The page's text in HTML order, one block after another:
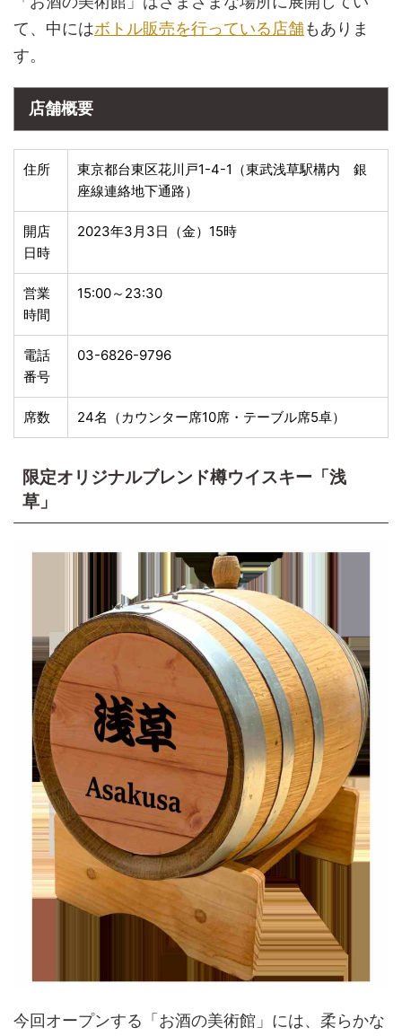
て、中にはボトル販売を行っている店舗もありま
す。
店舗概要
住所
東京都台東区花川戸1-4-1（東武浅草駅構内 銀
座線連絡地下通路）
開店
日時
2023年3月3日（金）15時
営業
時間
15:00～23:30
電話
番号
03-6826-9796
席数 24名（カウンター席10席・テーブル席5卓）
限定オリジナルブレンド樽ウイスキー「浅
草」
今回オープンする「お酒の美術館」には、柔らかな